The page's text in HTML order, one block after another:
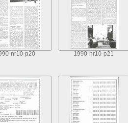
nr10-p20 1990-nr10-p21